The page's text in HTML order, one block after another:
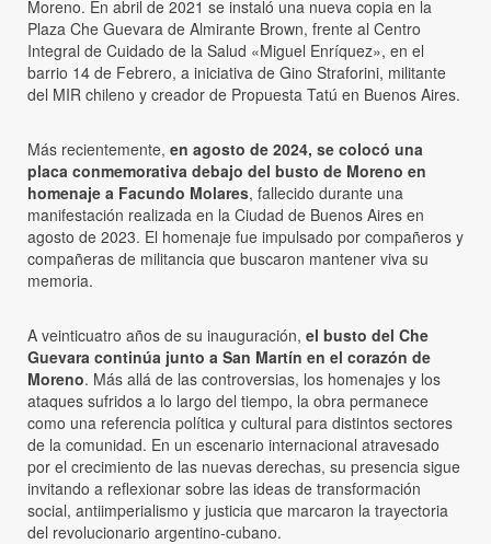
Moreno. En abril de 2021 se instaló una nueva copia en la
Plaza Che Guevara de Almirante Brown, frente al Centro
Integral de Cuidado de la Salud «Miguel Enríquez», en el
barrio 14 de Febrero, a iniciativa de Gino Straforini, militante
del MIR chileno y creador de Propuesta Tatú en Buenos Aires.
Más recientemente, en agosto de 2024, se colocó una
placa conmemorativa debajo del busto de Moreno en
homenaje a Facundo Molares, fallecido durante una
manifestación realizada en la Ciudad de Buenos Aires en
agosto de 2023. El homenaje fue impulsado por compañeros y
compañeras de militancia que buscaron mantener viva su
memoria.
A veinticuatro años de su inauguración, el busto del Che
Guevara continúa junto a San Martín en el corazón de
Moreno. Más allá de las controversias, los homenajes y los
ataques sufridos a lo largo del tiempo, la obra permanece
como una referencia política y cultural para distintos sectores
de la comunidad. En un escenario internacional atravesado
por el crecimiento de las nuevas derechas, su presencia sigue
invitando a reflexionar sobre las ideas de transformación
social, antiimperialismo y justicia que marcaron la trayectoria
del revolucionario argentino-cubano.